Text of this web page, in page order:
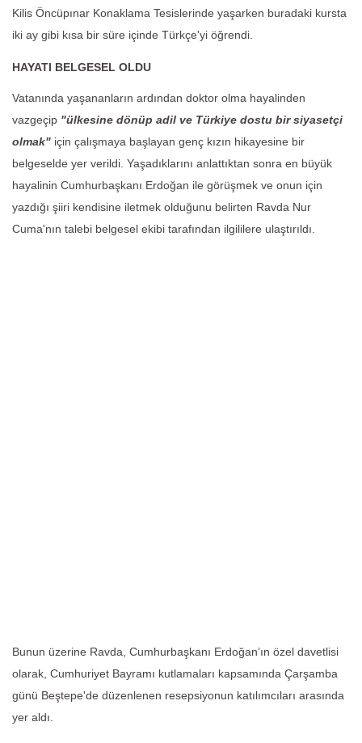
Kilis Öncüpınar Konaklama Tesislerinde yaşarken buradaki kursta
iki ay gibi kısa bir süre içinde Türkçe'yi öğrendi.
HAYATI BELGESEL OLDU
Vatanında yaşananların ardından doktor olma hayalinden
vazgeçip "ülkesine dönüp adil ve Türkiye dostu bir siyasetçi
olmak" için çalışmaya başlayan genç kızın hikayesine bir
belgeselde yer verildi. Yaşadıklarını anlattıktan sonra en büyük
hayalinin Cumhurbaşkanı Erdoğan ile görüşmek ve onun için
yazdığı şiiri kendisine iletmek olduğunu belirten Ravda Nur
Cuma'nın talebi belgesel ekibi tarafından ilgililere ulaştırıldı.
Bunun üzerine Ravda, Cumhurbaşkanı Erdoğan’ın özel davetlisi
olarak, Cumhuriyet Bayramı kutlamaları kapsamında Çarşamba
günü Beştepe'de düzenlenen resepsiyonun katılımcıları arasında
yer aldı.